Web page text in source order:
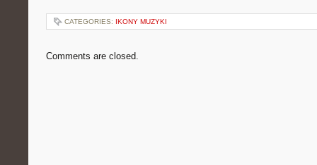
CATEGORIES: IKONY MUZYKI
Comments are closed.